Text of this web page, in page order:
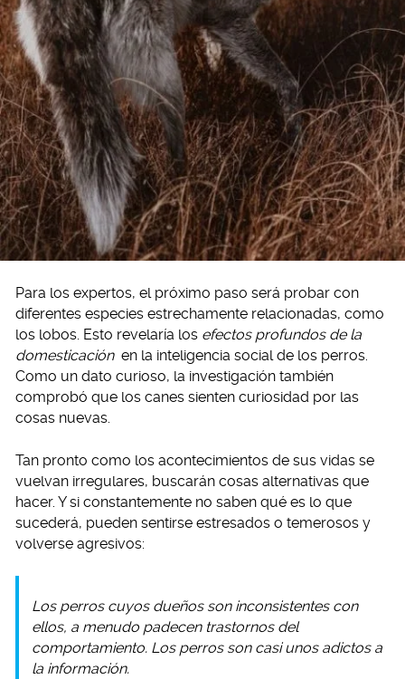
Para los expertos, el próximo paso será probar con
diferentes especies estrechamente relacionadas, como
los lobos. Esto revelaría los efectos profundos de la
domesticación en la inteligencia social de los perros.
Como un dato curioso, la investigación también
comprobó que los canes sienten curiosidad por las
cosas nuevas.
Tan pronto como los acontecimientos de sus vidas se
vuelvan irregulares, buscarán cosas alternativas que
hacer. Y si constantemente no saben qué es lo que
sucederá, pueden sentirse estresados o temerosos y
volverse agresivos:
Los perros cuyos dueños son inconsistentes con
ellos, a menudo padecen trastornos del
comportamiento. Los perros son casi unos adictos a
la información.